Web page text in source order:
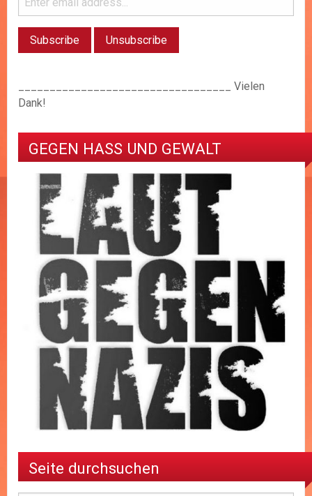
__________________________________ Vielen
Dank!
GEGEN HASS UND GEWALT
Seite durchsuchen